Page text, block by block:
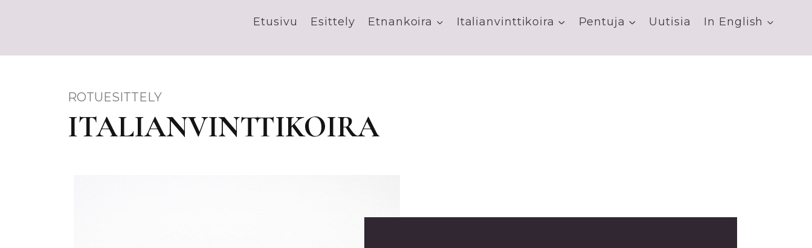
Etusivu Esittely Etnankoira Italianvinttikoira Pentuja Uutisia In English
ROTUESITTELY
ITALIANVINTTIKOIRA